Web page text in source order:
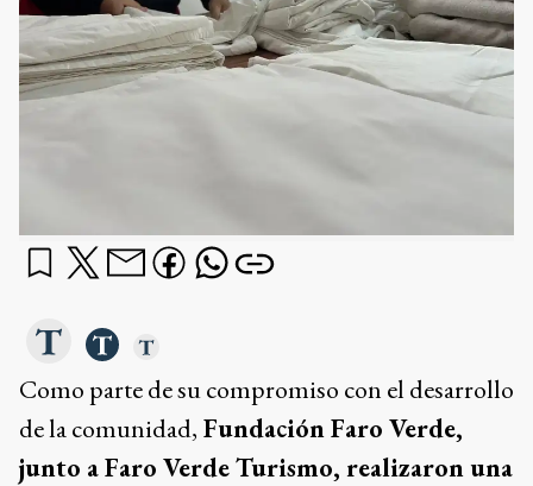
Como parte de su compromiso con el desarrollo
de la comunidad, Fundación Faro Verde,
junto a Faro Verde Turismo, realizaron una